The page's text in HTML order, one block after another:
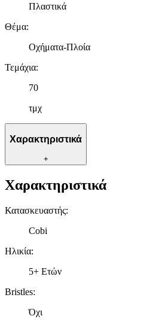
Πλαστικά
Θέμα:
Οχήματα-Πλοία
Τεμάχια:
70
τμχ
Χαρακτηριστικά
+
Χαρακτηριστικά
Κατασκευαστής:
Cobi
Ηλικία:
5+ Ετών
Bristles:
Όχι